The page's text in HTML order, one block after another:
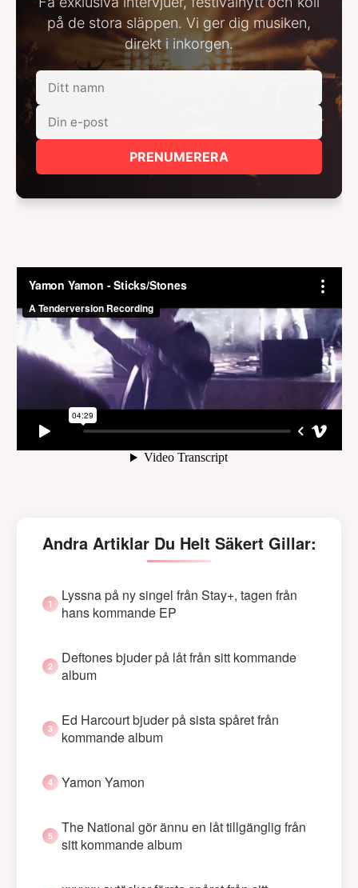
på de stora släppen. Vi ger dig musiken,
direkt i inkorgen.
PRENUMERERA
Andra Artiklar Du Helt Säkert Gillar:
Lyssna på ny singel från Stay+, tagen från
hans kommande EP
Deftones bjuder på låt från sitt kommande
album
Ed Harcourt bjuder på sista spåret från
kommande album
Yamon Yamon
The National gör ännu en låt tillgänglig från
sitt kommande album